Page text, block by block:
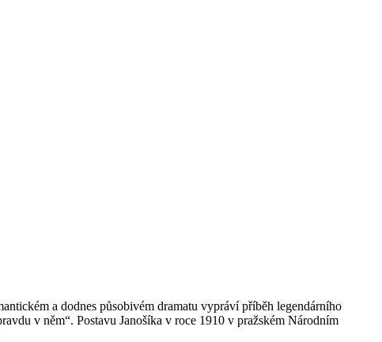
a dodnes působivém dramatu vypráví příběh legendárního
v něm“. Postavu Janošíka v roce 1910 v pražském Národním